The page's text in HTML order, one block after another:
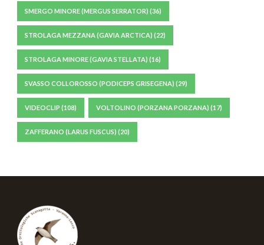
SMERGO MINORE (MERGUS SERRATOR) (36)
STROLAGA MEZZANA (GAVIA ARCTICA) (22)
STROLAGA MINORE (GAVIA STELLATA) (16)
SVASSO COLLOROSSO (PODICEPS GRISEGENA) (29)
VIDEOCLIP (108) VOLTOLINO (PORZANA PORZANA) (17)
ZAFFERANO (LARUS FUSCUS) (20)